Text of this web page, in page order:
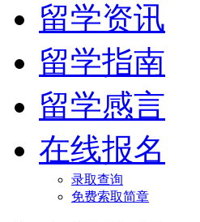
留学资讯
留学指南
留学感言
在线报名
录取查询
免费索取简章